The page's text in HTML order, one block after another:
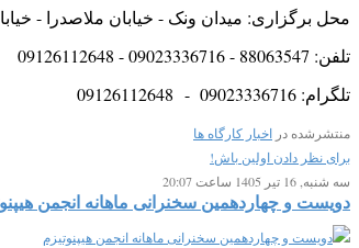
محل برگزاری: میدان ونک - خیابان ملاصدرا - خیابان شیخ بهایی شمالی - کوچه
تلفن: 88063547 - 09023336716 - 09126112648
تلگرام: 09023336716 - 09126112648
منتشرشده در اخبار کارگاه ها
برای نظر دادن اولین باش!
سه شنبه, 16 تیر 1405 ساعت 20:07
دویست و چهاردهمین سخنرانی ماهانه انجمن